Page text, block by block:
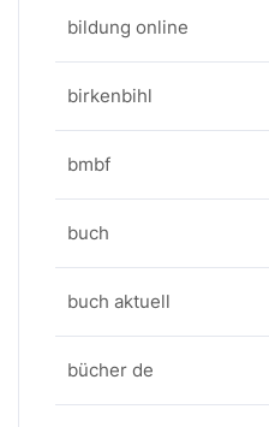
bildung online
birkenbihl
bmbf
buch
buch aktuell
bücher de